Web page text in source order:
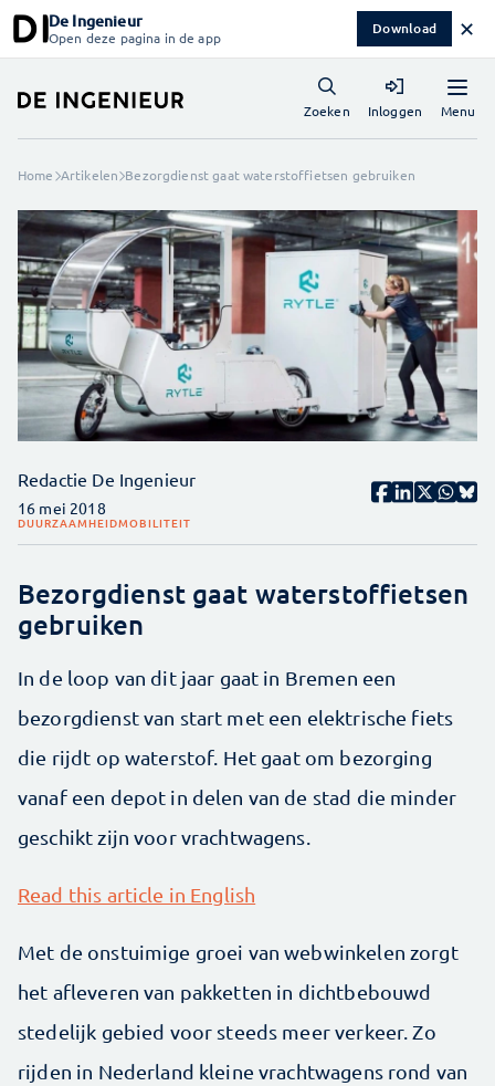
De Ingenieur
Open deze pagina in de app Download ✕
Menu
Zoeken Inloggen
Home Artikelen Bezorgdienst gaat waterstoffietsen gebruiken
Redactie De Ingenieur
16 mei 2018
DUURZAAMHEIDMOBILITEIT
Bezorgdienst gaat waterstoffietsen
gebruiken
In de loop van dit jaar gaat in Bremen een
bezorgdienst van start met een elektrische fiets
die rijdt op waterstof. Het gaat om bezorging
vanaf een depot in delen van de stad die minder
geschikt zijn voor vrachtwagens.
Read this article in English
Met de onstuimige groei van webwinkelen zorgt
het afleveren van pakketten in dichtbebouwd
stedelijk gebied voor steeds meer verkeer. Zo
rijden in Nederland kleine vrachtwagens rond van